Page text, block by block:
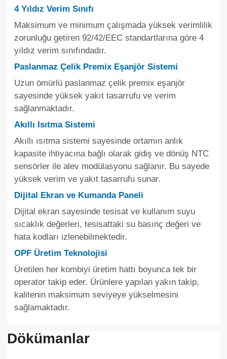
4 Yıldız Verim Sınıfı
Maksimum ve minimum çalışmada yüksek verimlilik
zorunluğu getiren 92/42/EEC standartlarına göre 4
yıldız verim sınıfındadır.
Paslanmaz Çelik Premix Eşanjör Sistemi
Uzun ömürlü paslanmaz çelik premix eşanjör
sayesinde yüksek yakıt tasarrufu ve verim
sağlanmaktadır.
Akıllı Isıtma Sistemi
Akıllı ısıtma sistemi sayesinde ortamın anlık
kapasite ihtiyacına bağlı olarak gidiş ve dönüş NTC
sensörler ile alev modülasyonu sağlanır. Bu sayede
yüksek verim ve yakıt tasarrufu sunar.
Dijital Ekran ve Kumanda Paneli
Dijital ekran sayesinde tesisat ve kullanım suyu
sıcaklık değerleri, tesisattaki su basınç değeri ve
hata kodları izlenebilmektedir.
OPF Üretim Teknolojisi
Üretilen her kombiyi üretim hattı boyunca tek bir
operator takip eder. Ürünlere yapılan yakın takip,
kalitenin maksimum seviyeye yükselmesini
sağlamaktadır.
Dökümanlar